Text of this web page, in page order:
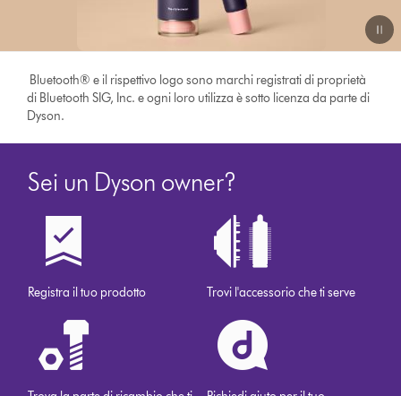
Bluetooth® e il rispettivo logo sono marchi registrati di proprietà
di Bluetooth SIG, Inc. e ogni loro utilizza è sotto licenza da parte di
Dyson.
Sei un Dyson owner?
Registra il tuo prodotto Trovi l'accessorio che ti serve